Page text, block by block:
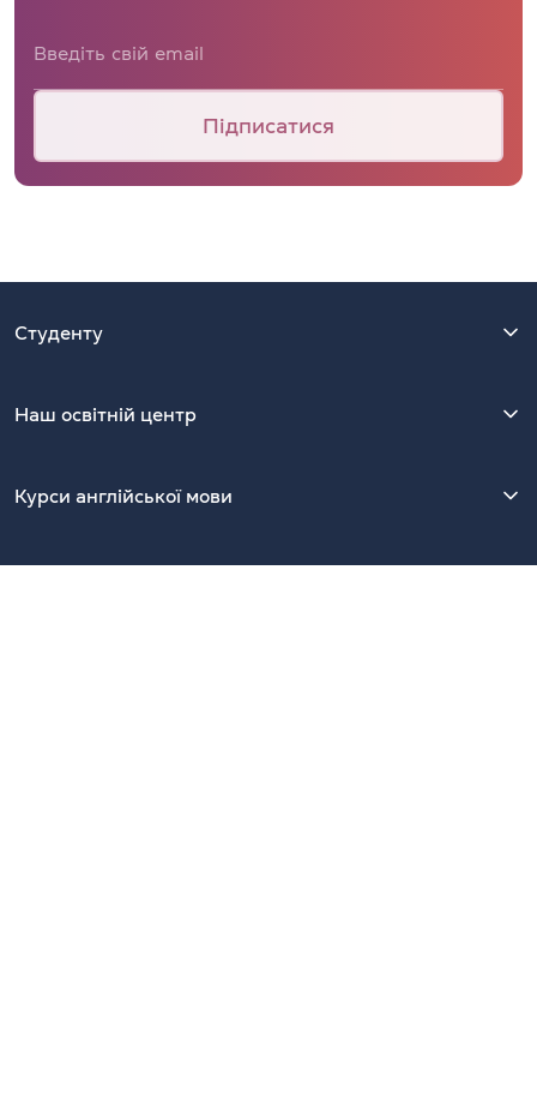
Підписатися
Студенту
Наш освітній центр
Курси англійської мови